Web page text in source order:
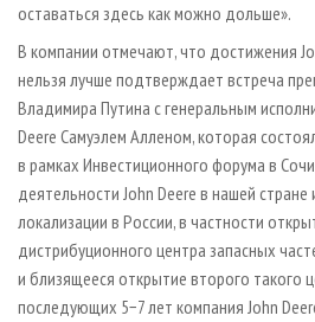
оставаться здесь как можно дольше».
В компании отмечают, что достижения
нельзя лучше подтверждает встреча
Владимира Путина с генеральным
Deere Самуэлем Алленом, которая
в рамках Инвестиционного форума в
деятельности John Deere в нашей
локализации в России, в частности
дистрибуционного центра запасных
и близящееся открытие второго такого
последующих 5−7 лет компания John